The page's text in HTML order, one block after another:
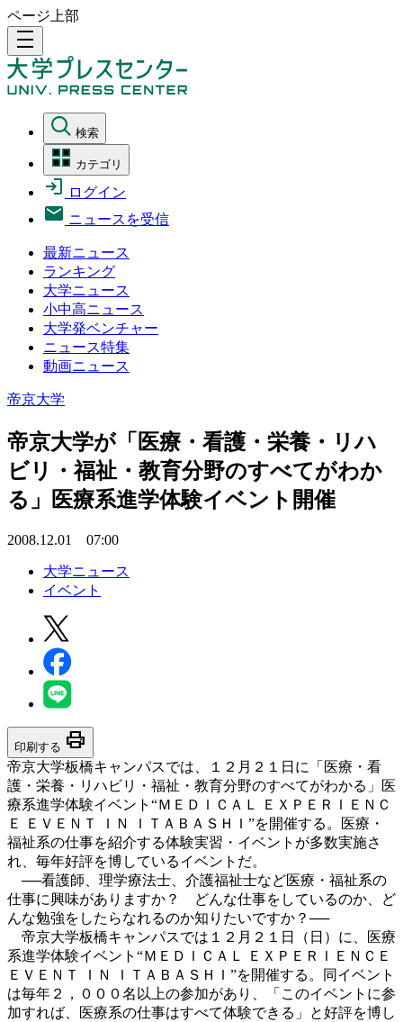
ページ上部
density_medium
検索
カテゴリ
ログイン
ニュースを受信
最新ニュース
ランキング
大学ニュース
小中高ニュース
大学発ベンチャー
ニュース特集
動画ニュース
帝京大学
帝京大学が「医療・看護・栄養・リハ
ビリ・福祉・教育分野のすべてがわか
る」医療系進学体験イベント開催
2008.12.01 07:00
大学ニュース
イベント
印刷する print
帝京大学板橋キャンパスでは、１２月２１日に「医療・看
護・栄養・リハビリ・福祉・教育分野のすべてがわかる」医
療系進学体験イベント“ＭＥＤＩＣＡＬ ＥＸＰＥＲＩＥＮＣ
Ｅ ＥＶＥＮＴ ＩＮ ＩＴＡＢＡＳＨＩ”を開催する。医療・
福祉系の仕事を紹介する体験実習・イベントが多数実施さ
れ、毎年好評を博しているイベントだ。
──看護師、理学療法士、介護福祉士など医療・福祉系の
仕事に興味がありますか？ どんな仕事をしているのか、ど
んな勉強をしたらなれるのか知りたいですか？──
帝京大学板橋キャンパスでは１２月２１日（日）に、医療
系進学体験イベント“ＭＥＤＩＣＡＬ ＥＸＰＥＲＩＥＮＣＥ
ＥＶＥＮＴ ＩＮ ＩＴＡＢＡＳＨＩ”を開催する。同イベント
は毎年２，０００名以上の参加があり、「このイベントに参
加すれば、医療系の仕事はすべて体験できる」と好評を博し